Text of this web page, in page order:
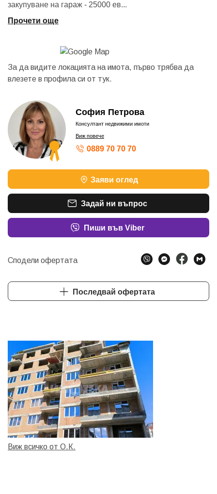
закупуване на гараж - 25000 ев...
Прочети още
За да видите локацията на имота, първо трябва да
влезете в профила си от тук.
ШАМПИОН ПО ОБОРОТ - БРОНЗОВ
ШАМПИОН ПО ОБОРОТ - БРОНЗОВ
ШАМПИОН ПО ОБОРОТ – БРОНЗОВ
ШАМПИОН ПО ОБОРОТ – БРОНЗОВ
ШАМПИОН ПО ОБОРОТ – СРЕБЪРЕН
София Петрова
Консултант недвижими имоти
Виж повече
0889 70 70 70
Заяви оглед
Задай ни въпрос
Пиши във Viber
Сподели офертата
Последвай офертата
Виж всичко от О.К.